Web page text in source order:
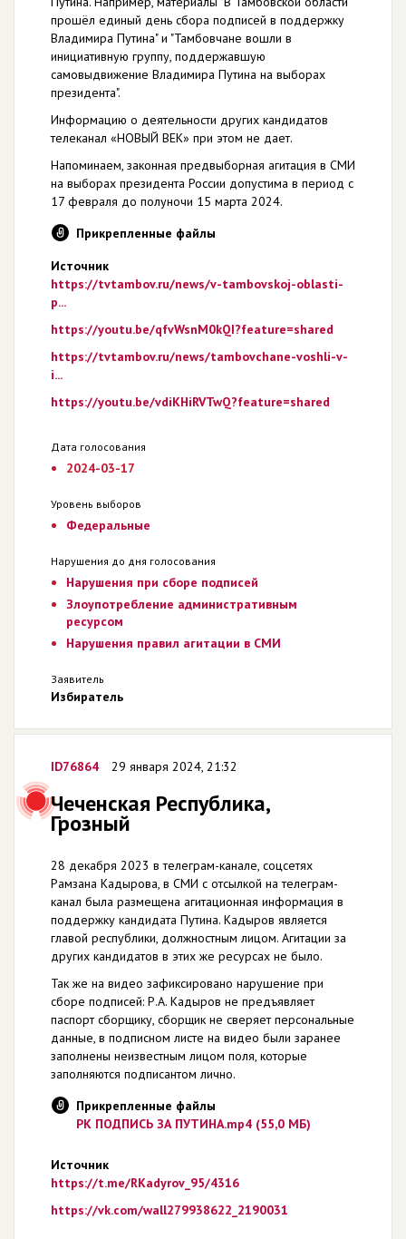
прошёл единый день сбора подписей в поддержку
Владимира Путина" и "Тамбовчане вошли в
инициативную группу, поддержавшую
самовыдвижение Владимира Путина на выборах
президента".
Информацию о деятельности других кандидатов
телеканал «НОВЫЙ ВЕК» при этом не дает.
Напоминаем, законная предвыборная агитация в СМИ
на выборах президента России допустима в период с
17 февраля до полуночи 15 марта 2024.
Прикрепленные файлы
Источник
https://tvtambov.ru/news/v-tambovskoj-oblasti-
p...
https://youtu.be/qfvWsnM0kQI?feature=shared
https://tvtambov.ru/news/tambovchane-voshli-v-
i...
https://youtu.be/vdiKHiRVTwQ?feature=shared
Дата голосования
2024-03-17
Уровень выборов
Федеральные
Нарушения до дня голосования
Нарушения при сборе подписей
Злоупотребление административным
ресурсом
Нарушения правил агитации в СМИ
Заявитель
Избиратель
ID76864 29 января 2024, 21:32
Чеченская Республика,
Грозный
28 декабря 2023 в телеграм-канале, соцсетях
Рамзана Кадырова, в СМИ с отсылкой на телеграм-
канал была размещена агитационная информация в
поддержку кандидата Путина. Кадыров является
главой республики, должностным лицом. Агитации за
других кандидатов в этих же ресурсах не было.
Так же на видео зафиксировано нарушение при
сборе подписей: Р.А. Кадыров не предъявляет
паспорт сборщику, сборщик не сверяет персональные
данные, в подписном листе на видео были заранее
заполнены неизвестным лицом поля, которые
заполняются подписантом лично.
Прикрепленные файлы
РК ПОДПИСЬ ЗА ПУТИНА.mp4 (55,0 МБ)
Источник
https://t.me/RKadyrov_95/4316
https://vk.com/wall279938622_2190031